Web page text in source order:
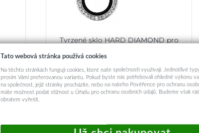
Tvrzené sklo HARD DIAMOND pro
S23 stříbrné (3 kusy)
229,-
Skladem u dodavatele
Tato webová stránka používá cookies
Na těchto stránkách fungují cookies, které naše společnosti využívají. Jednotlivé
prosím Vámi preferovanou variantu. Pokud byste nás potřebovali ohledně výkonu
na společnost, jejíž stránky procházíte, nebo na našeho Pověřence pro ochranu
máte možnost podat stížnost u Úřadu pro ochranu osobních údajů. Budeme však
obratem vyřešit.